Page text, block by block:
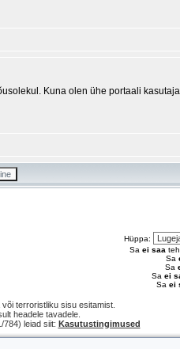
Kuna olen ühe portaali
Hüppa:
Sa ei saa
Sa
Sa
Sa ei
Sa ei
terroristliku sisu esitamist.
headele tavadele.
leiad siit: Kasutustingimused